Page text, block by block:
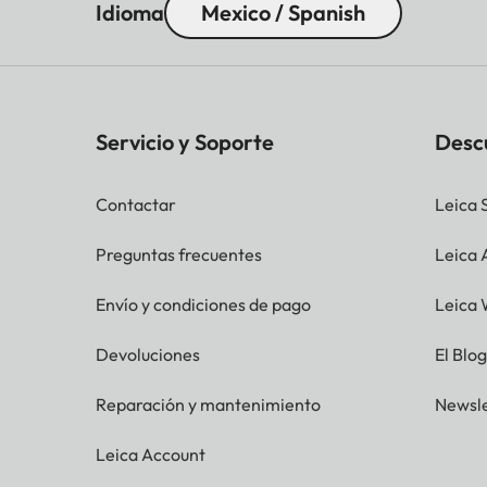
Idioma Mexico / Spanish
Servicio y Soporte
Contactar
Preguntas frecuentes
Envío y condiciones de pago
Devoluciones
Reparación y mantenimiento
Leica Account
Leica
Leica
Leica
El